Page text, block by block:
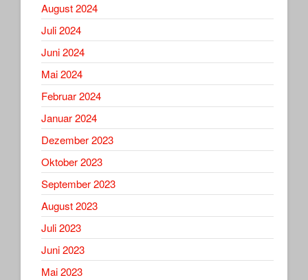
August 2024
Juli 2024
Juni 2024
Mai 2024
Februar 2024
Januar 2024
Dezember 2023
Oktober 2023
September 2023
August 2023
Juli 2023
Juni 2023
Mai 2023